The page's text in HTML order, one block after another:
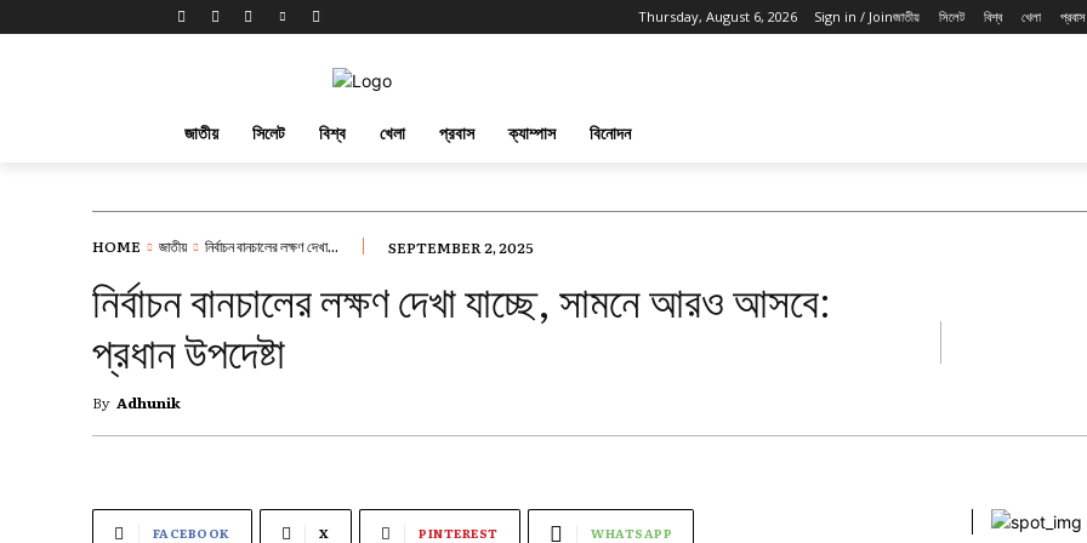
Thursday, August 6, 2026 Sign in / Joinজাতীয় সিলেট বিশ্ব খেলা প্রবাস
জাতীয় সিলেট বিশ্ব খেলা প্রবাস ক্যাম্পাস বিনোদন
HOME জাতীয় নির্বাচন বানচালের লক্ষণ দেখা... SEPTEMBER 2, 2025
নির্বাচন বানচালের লক্ষণ দেখা যাচ্ছে, সামনে আরও আসবে:
প্রধান উপদেষ্টা
By Adhunik
FACEBOOK X PINTEREST WHATSAPP